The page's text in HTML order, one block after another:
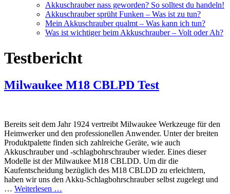
Akkuschrauber nass geworden? So solltest du handeln!
Akkuschrauber sprüht Funken – Was ist zu tun?
Mein Akkuschrauber qualmt – Was kann ich tun?
Was ist wichtiger beim Akkuschrauber – Volt oder Ah?
Testbericht
Milwaukee M18 CBLPD Test
Bereits seit dem Jahr 1924 vertreibt Milwaukee Werkzeuge für den
Heimwerker und den professionellen Anwender. Unter der breiten
Produktpalette finden sich zahlreiche Geräte, wie auch
Akkuschrauber und -schlagbohrschrauber wieder. Eines dieser
Modelle ist der Milwaukee M18 CBLDD. Um dir die
Kaufentscheidung bezüglich des M18 CBLDD zu erleichtern,
haben wir uns den Akku-Schlagbohrschrauber selbst zugelegt und
… Weiterlesen …